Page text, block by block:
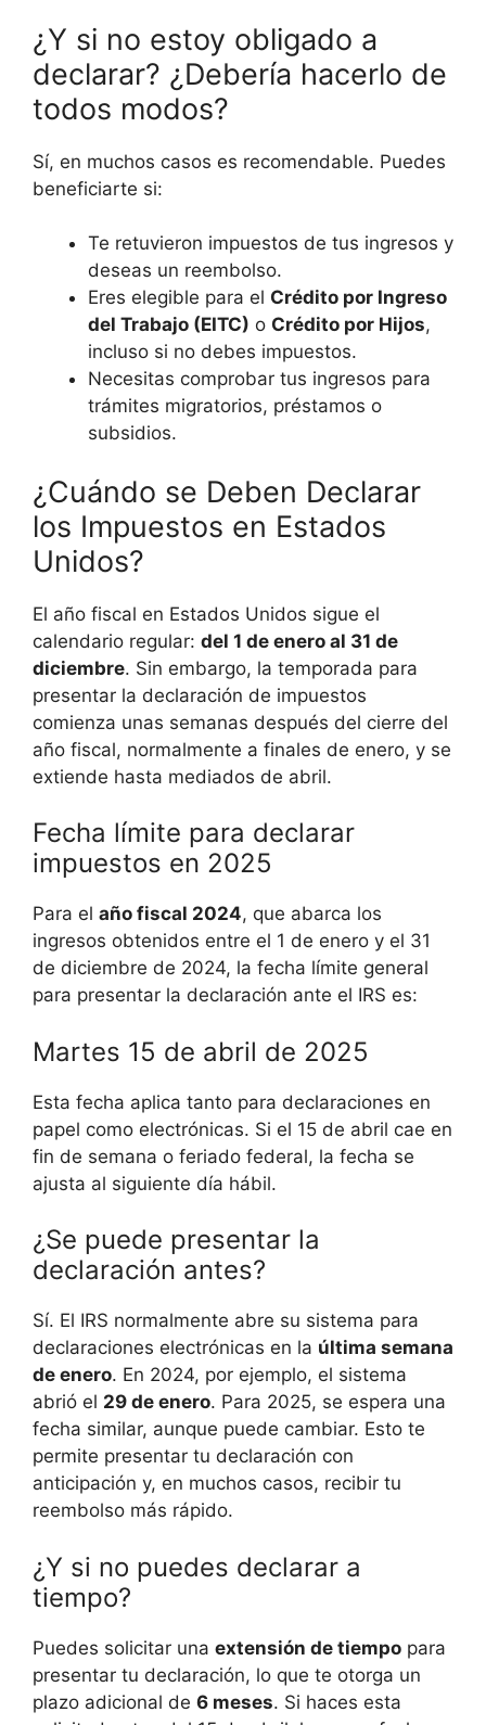
¿Y si no estoy obligado a
declarar? ¿Debería hacerlo de
todos modos?
Sí, en muchos casos es recomendable. Puedes
beneficiarte si:
Te retuvieron impuestos de tus ingresos y
deseas un reembolso.
Eres elegible para el Crédito por Ingreso
del Trabajo (EITC) o Crédito por Hijos,
incluso si no debes impuestos.
Necesitas comprobar tus ingresos para
trámites migratorios, préstamos o
subsidios.
¿Cuándo se Deben Declarar
los Impuestos en Estados
Unidos?
El año fiscal en Estados Unidos sigue el
calendario regular: del 1 de enero al 31 de
diciembre. Sin embargo, la temporada para
presentar la declaración de impuestos
comienza unas semanas después del cierre del
año fiscal, normalmente a finales de enero, y se
extiende hasta mediados de abril.
Fecha límite para declarar
impuestos en 2025
Para el año fiscal 2024, que abarca los
ingresos obtenidos entre el 1 de enero y el 31
de diciembre de 2024, la fecha límite general
para presentar la declaración ante el IRS es:
Martes 15 de abril de 2025
Esta fecha aplica tanto para declaraciones en
papel como electrónicas. Si el 15 de abril cae en
fin de semana o feriado federal, la fecha se
ajusta al siguiente día hábil.
¿Se puede presentar la
declaración antes?
Sí. El IRS normalmente abre su sistema para
declaraciones electrónicas en la última semana
de enero. En 2024, por ejemplo, el sistema
abrió el 29 de enero. Para 2025, se espera una
fecha similar, aunque puede cambiar. Esto te
permite presentar tu declaración con
anticipación y, en muchos casos, recibir tu
reembolso más rápido.
¿Y si no puedes declarar a
tiempo?
Puedes solicitar una extensión de tiempo para
presentar tu declaración, lo que te otorga un
plazo adicional de 6 meses. Si haces esta